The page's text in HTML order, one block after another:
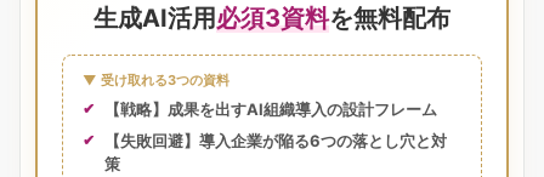
生成AI活用必須3資料を無料配布
▼ 受け取れる3つの資料
【戦略】成果を出すAI組織導入の設計フレーム
【失敗回避】導入企業が陥る6つの落とし穴と対
策